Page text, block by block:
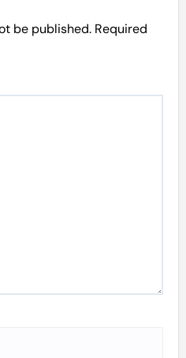
be published. Required